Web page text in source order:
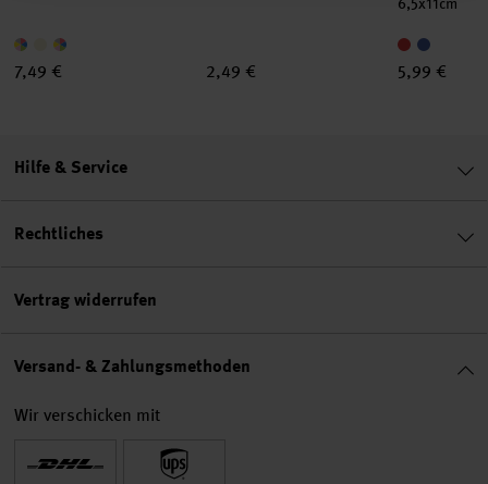
7,49 € 2,49 € 5,99 €
Hilfe & Service
Rechtliches
Vertrag widerrufen
Versand- & Zahlungsmethoden
Wir verschicken mit